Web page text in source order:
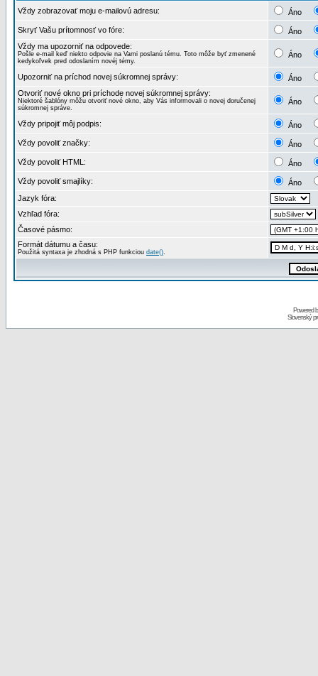
Vždy zobrazovať moju e-mailovú adresu: Áno
Skryť Vašu prítomnosť vo fóre:
Áno
Vždy ma upozorniť na odpovede:
Pošle e-mail keď niekto odpovie na Vami poslanú tému. Toto môže byť zmenené
kedykoľvek pred odoslaním novéj témy.
Áno
Upozorniť na príchod novej súkromnej správy:
Áno
Otvoriť nové okno pri príchode novej súkromnej správy:
Niektoré šablóny môžu otvoriť nové okno, aby Vás informovali o novej doručenej
súkromnej správe.
Áno
Vždy pripojiť môj podpis: Áno
Vždy povoliť značky: Áno
Vždy povoliť HTML: Áno
Vždy povoliť smajlíky:
Áno
Jazyk fóra:
Vzhľad fóra:
Časové pásmo:
Formát dátumu a času:
Použitá syntaxa je zhodná s PHP funkciou date().
Powered
Slovenský